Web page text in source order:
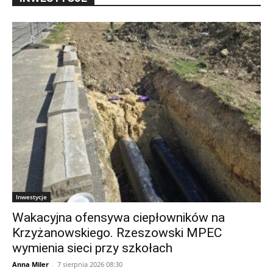
Inwestycje
Wakacyjna ofensywa ciepłowników na
Krzyżanowskiego. Rzeszowski MPEC
wymienia sieci przy szkołach
Anna Miler - 7 sierpnia 2026 08:30